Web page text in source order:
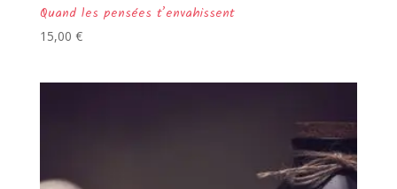
Quand les pensées t’envahissent
15,00 €